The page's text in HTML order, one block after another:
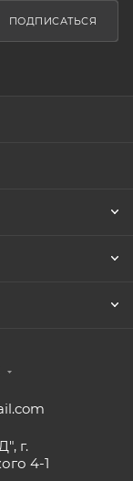
ПОДПИСАТЬСЯ
г.
4-1